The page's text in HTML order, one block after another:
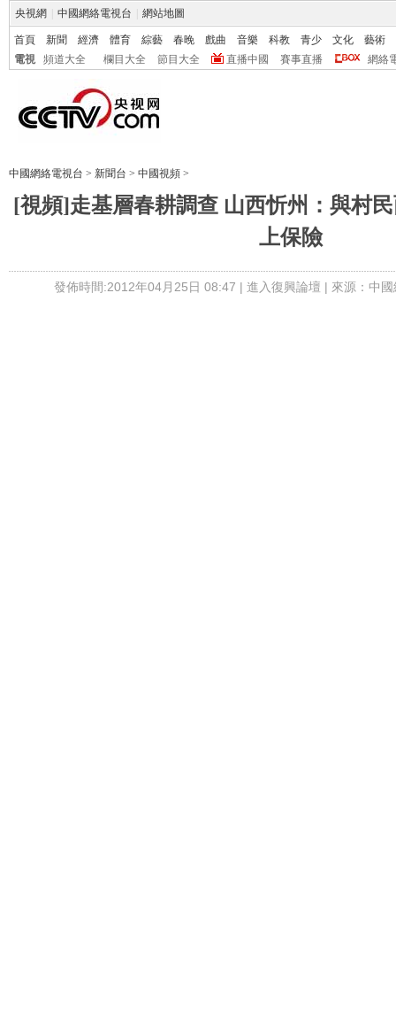
央視網 中國網絡電視台 網站地圖
首頁 新聞 經濟 體育 綜藝 春晚 戲曲 音樂 科教 青少 文化
藝術
電視
頻道大全 欄目大全 節目大全 直播中國 賽事直播 網絡
中國網絡電視台 > 新聞台 > 中國視頻 >
[視頻]走基層春耕調查 山西忻州：與村
上保險
發佈時間:2012年04月25日 08:47 | 進入復興論壇 | 來源：中